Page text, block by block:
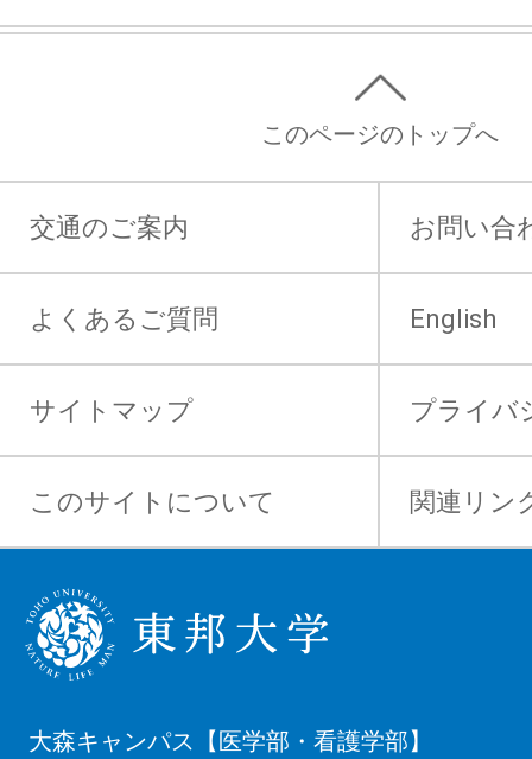
このページのトップへ
交通のご案内 お問い合
よくあるご質問 English
サイトマップ プライバ
このサイトについて 関連リン
大森キャンパス【医学部・看護学部】